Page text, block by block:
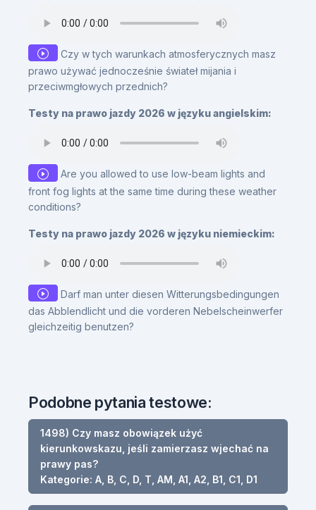
Czy w tych warunkach atmosferycznych masz
prawo używać jednocześnie świateł mijania i
przeciwmgłowych przednich?
Testy na prawo jazdy 2026 w języku angielskim:
Are you allowed to use low-beam lights and
front fog lights at the same time during these weather
conditions?
Testy na prawo jazdy 2026 w języku niemieckim:
Darf man unter diesen Witterungsbedingungen
das Abblendlicht und die vorderen Nebelscheinwerfer
gleichzeitig benutzen?
Podobne pytania testowe:
1498) Czy masz obowiązek użyć
kierunkowskazu, jeśli zamierzasz wjechać na
prawy pas?
Kategorie: A, B, C, D, T, AM, A1, A2, B1, C1, D1